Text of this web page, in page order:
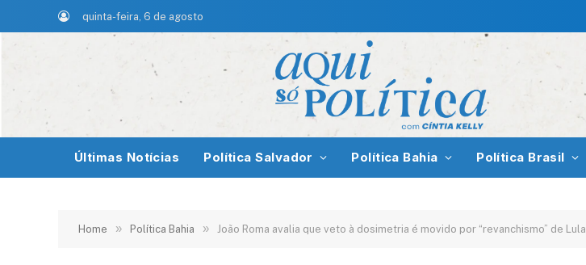
quinta-feira, 6 de agosto
Últimas Notícias Política Salvador Política Bahia Política Brasil
Home » Política Bahia » João Roma avalia que veto à dosimetria é movido por “revanchismo” de Lula